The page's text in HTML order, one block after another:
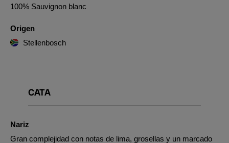
100% Sauvignon blanc
Origen
Stellenbosch
CATA
Nariz
Gran complejidad con notas de lima, grosellas y un marcado